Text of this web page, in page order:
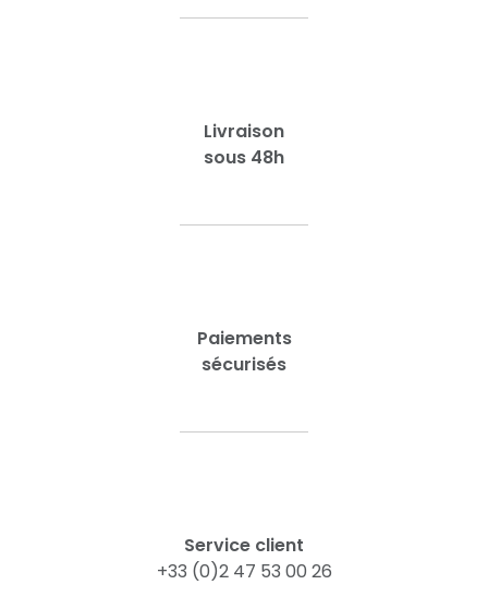
Livraison
sous 48h
Paiements
sécurisés
Service client
+33 (0)2 47 53 00 26